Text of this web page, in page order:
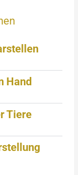
Hand
Tiere